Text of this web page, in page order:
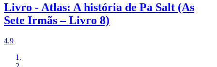
Livro - Atlas: A história de Pa Salt (As
Sete Irmãs – Livro 8)
4.9